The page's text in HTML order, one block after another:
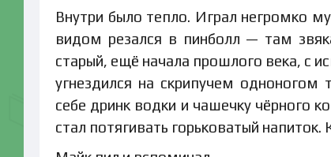
Внутри было тепло. Играл негромко
видом резался в пинболл — там
старый, ещё начала прошлого века, с
угнездился на скрипучем одноногом
себе дринк водки и чашечку чёрного
стал потягивать горьковатый